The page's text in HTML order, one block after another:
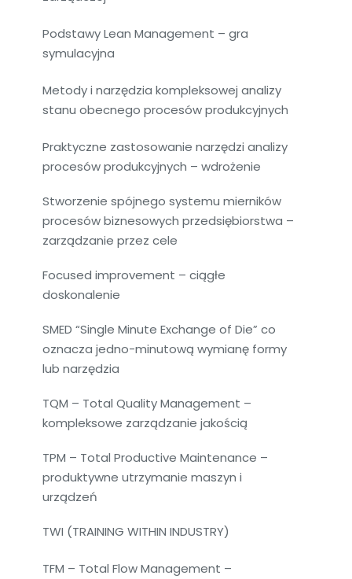
Podstawy Lean Management – gra
symulacyjna
Metody i narzędzia kompleksowej analizy
stanu obecnego procesów produkcyjnych
Praktyczne zastosowanie narzędzi analizy
procesów produkcyjnych – wdrożenie
Stworzenie spójnego systemu mierników
procesów biznesowych przedsiębiorstwa –
zarządzanie przez cele
Focused improvement – ciągłe
doskonalenie
SMED “Single Minute Exchange of Die” co
oznacza jedno-minutową wymianę formy
lub narzędzia
TQM – Total Quality Management –
kompleksowe zarządzanie jakością
TPM – Total Productive Maintenance –
produktywne utrzymanie maszyn i
urządzeń
TWI (TRAINING WITHIN INDUSTRY)
TFM – Total Flow Management –